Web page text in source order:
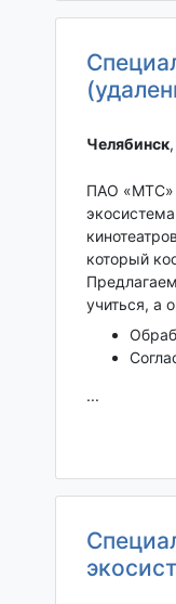
Челябинск‎,
ПАО «МТС»
который
учиться, а
...